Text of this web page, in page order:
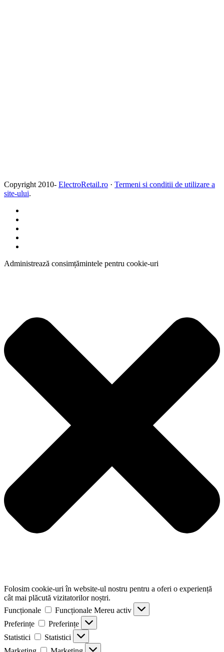
Copyright 2010- ElectroRetail.ro · Termeni si conditii de utilizare a
site-ului.
Administrează consimțămintele pentru cookie-uri
Folosim cookie-uri în website-ul nostru pentru a oferi o experiență
cât mai plăcută vizitatorilor noștri.
Funcționale
Funcționale Mereu activ
Preferințe
Preferințe
Statistici
Statistici